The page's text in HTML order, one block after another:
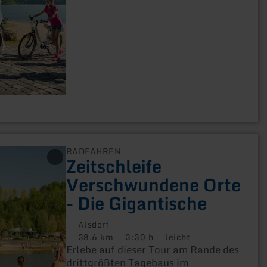
RADFAHREN
Zeitschleife
Verschwundene Orte
- Die Gigantische
Alsdorf
Distanz:
38,6 km Dauer:
3:30 h Anforderung:
leicht
Erlebe auf dieser Tour am Rande des
drittgrößten Tagebaus im